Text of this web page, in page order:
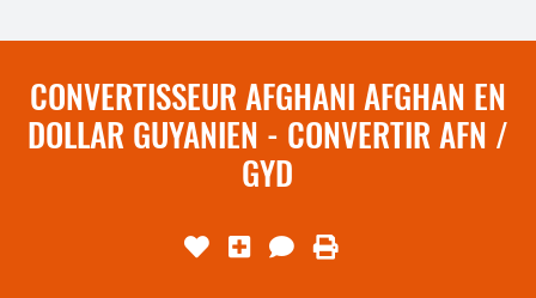
CONVERTISSEUR AFGHANI AFGHAN EN
DOLLAR GUYANIEN - CONVERTIR AFN /
GYD